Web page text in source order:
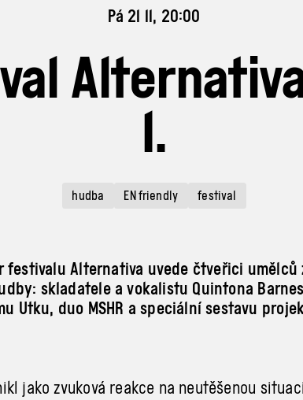
Pá 21 11, 20:00
1.
hudba EN friendly festival
festivalu Alternativa uvede čtveřici umělců
skladatele a vokalistu Quintona
Utku, duo MSHR a speciální sestavu
jako zvuková reakce na neutěšenou